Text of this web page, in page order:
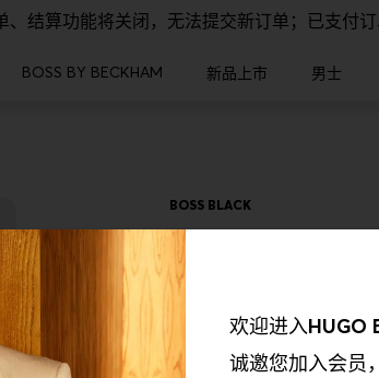
结算功能将关闭，无法提交新订单；已支付
BOSS BY BECKHAM 新品上市 男士
BOSS BLACK
【BOSS博斯】
颜色 001-黑色
欢迎进入HUGO
诚邀您加入会员